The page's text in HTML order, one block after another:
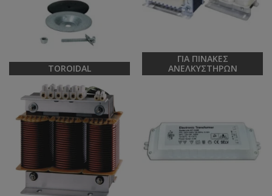
TOROIDAL
ΓΙΑ ΠΊΝΑΚΕΣ
ΑΝΕΛΚΥΣΤΉΡΩΝ